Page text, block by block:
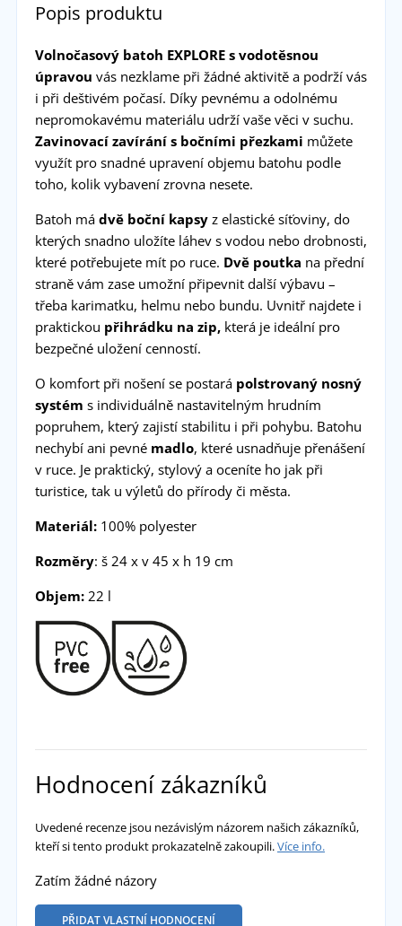
Popis produktu
Volnočasový batoh EXPLORE s vodotěsnou
úpravou vás nezklame při žádné aktivitě a podrží vás
i při deštivém počasí. Díky pevnému a odolnému
nepromokavému materiálu udrží vaše věci v suchu.
Zavinovací zavírání s bočními přezkami můžete
využít pro snadné upravení objemu batohu podle
toho, kolik vybavení zrovna nesete.
Batoh má dvě boční kapsyz elastické síťoviny, do
kterých snadno uložíte láhev s vodou nebo drobnosti,
které potřebujete mít po ruce. Dvě poutka na přední
straně vám zase umožní připevnit další výbavu –
třeba karimatku, helmu nebo bundu. Uvnitř najdete i
praktickou přihrádku na zip,která je ideální pro
bezpečné uložení cenností.
O komfort při nošení se postará polstrovaný nosný
systém s individuálně nastavitelným hrudním
popruhem, který zajistí stabilitu i při pohybu. Batohu
nechybí ani pevné madlo, které usnadňuje přenášení
v ruce. Je praktický, stylový a oceníte ho jak při
turistice, tak u výletů do přírody či města.
Materiál:100% polyester
Rozměry: š 24 x v 45 x h 19 cm
Objem:22 l
Hodnocení zákazníků
Uvedené recenze jsou nezávislým názorem našich zákazníků,
kteří si tento produkt prokazatelně zakoupili.Více info.
Zatím žádné názory
PŘIDAT VLASTNÍ HODNOCENÍ